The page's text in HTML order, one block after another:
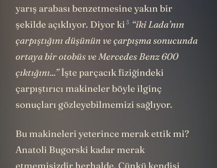
yarış arabası benzetmesine yakın bir
şekilde açıklıyor. Diyor ki 3 “iki Lada’nın
çarpıştığını düşünün ve çarpışma sonucunda
ortaya bir otobüs ve Mercedes Benz 600
çıktığını...”İşte parçacık fiziğindeki
çarpıştırıcı makineler böyle ilginç
sonuçları gözleyebilmemizi sağlıyor.
Bu makineleri yeterince merak ettik mi?
Anatoli Bugorski kadar merak
etmemişizdir herhalde. Çünkü kendisi